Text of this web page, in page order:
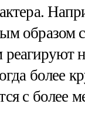
образом с
реагируют
более
с более